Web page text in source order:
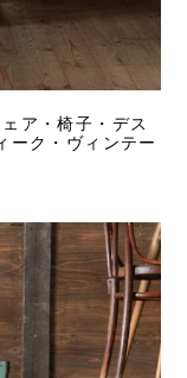
ア・椅子・デス
ーク・ヴィンテー